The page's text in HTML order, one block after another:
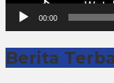
00:00
Berita